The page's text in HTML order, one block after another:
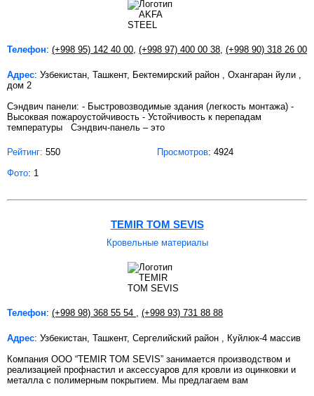
Телефон: (+998 95) 142 40 00 (+998 97) 400 00 38 (+998 90) 318 26 00
Адрес: Узбекистан, Ташкент, Бектемирский район , Охангаран йули ,
дом 2
Сэндвич панели: - Быстровозводимые здания (легкость монтажа) -
Высоквая пожароустойчивость - Устойчивость к перепадам
температуры Сэндвич-панель – это
Рейтинг: 550 Просмотров: 4924
Фото: 1
TEMIR TOM SEVIS
Кровельные материалы
Телефон: (+998 98) 368 55 54 (+998 93) 731 88 88
Адрес: Узбекистан, Ташкент, Сергелийский район , Куйлюк-4 массив
Компания OOO “TEMIR TOM SEVIS” занимается производством и
реализацией профнастил и аксессуаров для кровли из оцинковки и
металла с полимерным покрытием. Мы предлагаем вам